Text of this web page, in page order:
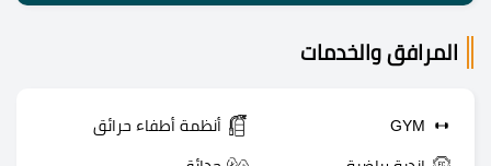
المرافق والخدمات
GYM أنظمة أطفاء حرائق